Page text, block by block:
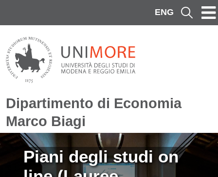
ENG Cerca
Dipartimento di Economia
Marco Biagi
Immagine
Piani degli studi on